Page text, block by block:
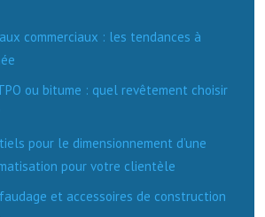
commerciaux : les tendances à
ou bitume : quel revêtement choisir
pour le dimensionnement d’une
pour votre clientèle
et accessoires de construction